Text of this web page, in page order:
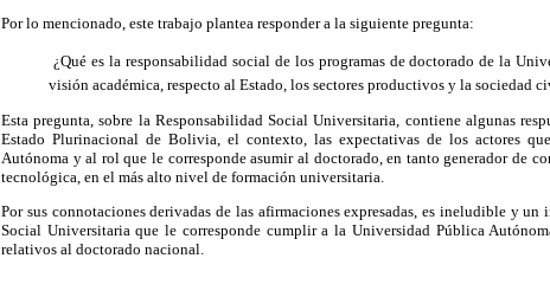
Por lo mencionado, este trabajo plantea responder a la siguiente pregunta:
 ¿Qué es la responsabilidad social de los programas de doctorado de la
visión académica, respecto al Estado, los sectores productivos y la sociedad
Esta pregunta, sobre la Responsabilidad Social Universitaria, contiene algunas
Estado Plurinacional de Bolivia, el contexto, las expectativas de los actores
Autónoma y al rol que le corresponde asumir al doctorado, en tanto generador de
tecnológica, en el más alto nivel de formación universitaria.
Por sus connotaciones derivadas de las afirmaciones expresadas, es ineludible y
Social Universitaria quele corresponde cumplir a la Universidad Pública
relativos al doctorado nacional.